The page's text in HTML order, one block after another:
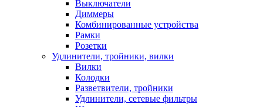
Выключатели
Диммеры
Комбинированные устройства
Рамки
Розетки
Удлинители, тройники, вилки
Вилки
Колодки
Разветвители, тройники
Удлинители, сетевые фильтры